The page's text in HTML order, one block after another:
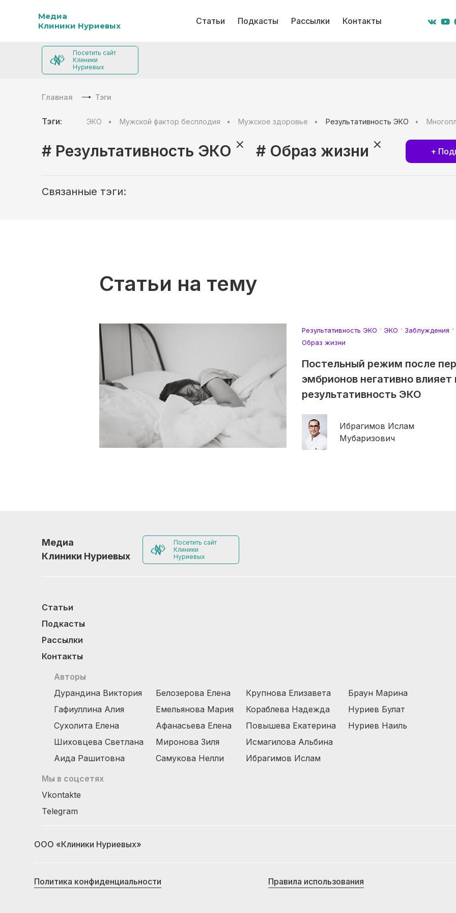
Медиа
Клиники Нуриевых
Статьи Подкасты Рассылки Контакты
Посетить сайт
Клиники
Нуриевых
Главная Тэги
Тэги: ЭКО Мужской фактор бесплодия Мужское здоровье Результативность ЭКО
# Результативность ЭКО # Образ жизни +
Связанные тэги:
Статьи на тему
Результативность ЭКО ЭКО
Заблуждения
Образ жизни
Постельный режим после
эмбрионов негативно влияет
результативность ЭКО
Ибрагимов Ислам
Мубаризович
Медиа
Клиники Нуриевых
Посетить сайт
Клиники
Нуриевых
Статьи
Подкасты
Рассылки
Контакты
Авторы
Дурандина Виктория
Гафиуллина Алия
Сухолита Елена
Шиховцева Светлана
Аида Рашитовна
Белозерова Елена
Емельянова Мария
Афанасьева Елена
Миронова Зиля
Самукова Нелли
Крупнова Елизавета
Кораблева Надежда
Повышева Екатерина
Исмагилова Альбина
Ибрагимов Ислам
Браун Марина
Нуриев Булат
Нуриев Наиль
Мы в соцсетях
Vkontakte
Telegram
ООО «Клиники Нуриевых»
Политика конфиденциальности Правила использования